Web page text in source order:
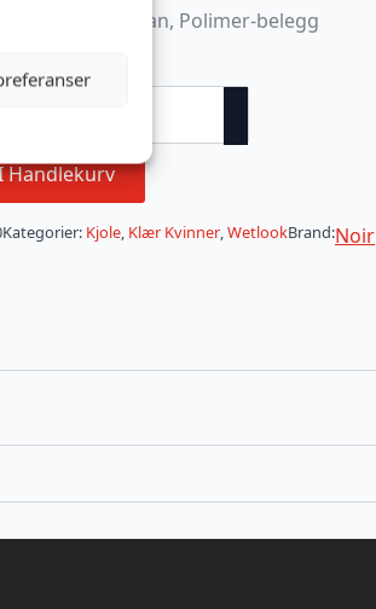
24% elastan, Polimer-belegg
Handlekurv
Kategorier: Kjole, Klær Kvinner,WetlookBrand:Noir